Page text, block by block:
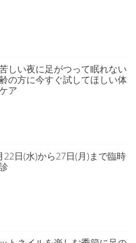
しい夜に足がつって眠れない
の方に今すぐ試してほしい体
ア
22日(水)から27日(月)まで臨時